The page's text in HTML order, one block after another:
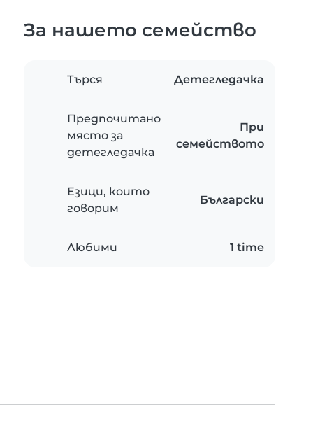
За нашето семейство
Търся Детегледачка
Предпочитано
място за
детегледачка
При
семейството
Езици, които
говорим
Български
Любими 1 time